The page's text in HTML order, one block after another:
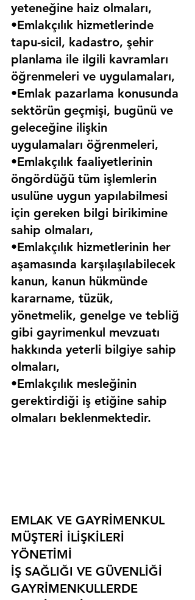
yeteneğine haiz olmaları,
•Emlakçılık hizmetlerinde
tapu-sicil, kadastro, şehir
planlama ile ilgili kavramları
öğrenmeleri ve uygulamaları,
•Emlak pazarlama konusunda
sektörün geçmişi, bugünü ve
geleceğine ilişkin
uygulamaları öğrenmeleri,
•Emlakçılık faaliyetlerinin
öngördüğü tüm işlemlerin
usulüne uygun yapılabilmesi
için gereken bilgi birikimine
sahip olmaları,
•Emlakçılık hizmetlerinin her
aşamasında karşılaşılabilecek
kanun, kanun hükmünde
kararname, tüzük,
yönetmelik, genelge ve tebliğ
gibi gayrimenkul mevzuatı
hakkında yeterli bilgiye sahip
olmaları,
•Emlakçılık mesleğinin
gerektirdiği iş etiğine sahip
olmaları beklenmektedir.
EMLAK VE GAYRİMENKUL
MÜŞTERİ İLİŞKİLERİ
YÖNETİMİ
İŞ SAĞLIĞI VE GÜVENLİĞİ
GAYRİMENKULLERDE